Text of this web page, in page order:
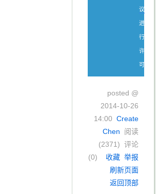
议
进
行
许
可。
posted @
2014-10-26
14:00 Create
Chen 阅读
(2371) 评论
(0) 收藏 举报
刷新页面
返回顶部